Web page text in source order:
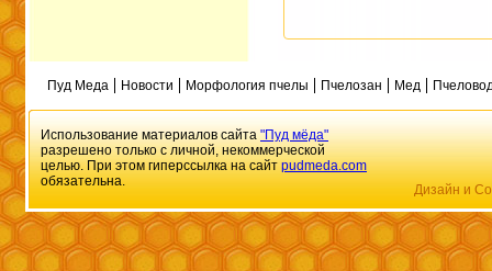
Пуд Меда Новости Морфология пчелы Пчелозан Мед
Использование материалов сайта"Пуд мёда"
разрешено только с личной, некоммерческой
целью. При этом гиперссылка на сайтpudmeda.com
обязательна.
Дизайн и